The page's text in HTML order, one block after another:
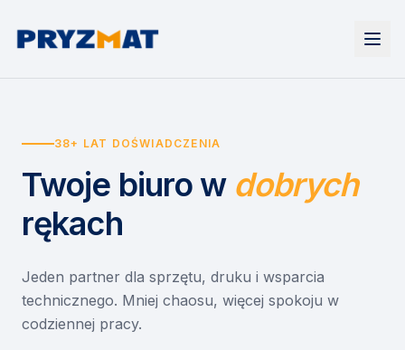
Urządzenia
Drukarki i urządzenia wielofunkcyjne
Etykiety i identyfikacja
Skanery i obieg dokumentów
Monitory interaktywne
Niszczarki dokumentów
Wynajem drukarek
Wynajem urządzeń biurowych
Asystent druku
EZD RP
Misja szkoła
Serwis
O nas
Kontakt
38+ LAT DOŚWIADCZENIA
Twoje biuro w dobrych
rękach
Jeden partner dla sprzętu, druku i wsparcia
technicznego. Mniej chaosu, więcej spokoju w
codziennej pracy.